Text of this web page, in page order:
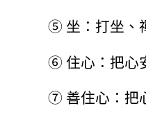
⑤ 坐：打坐、
⑥ 住心：把心
⑦ 善住心：把